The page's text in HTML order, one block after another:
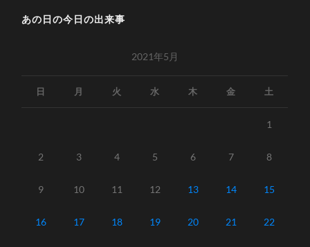
あの日の今日の出来事
2021年5月
日 月 火 水 木 金 土
1
2 3 4 5 6 7 8
9 10 11 12 13 14 15
16 17 18 19 20 21 22